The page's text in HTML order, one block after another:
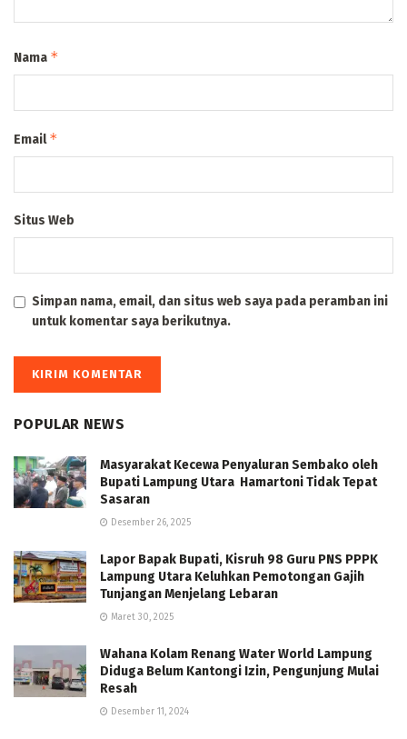
Nama *
Email*
Situs Web
Simpan nama, email, dan situs web saya pada peramban ini
untuk komentar saya berikutnya.
POPULAR NEWS
Masyarakat Kecewa Penyaluran Sembako oleh
Bupati Lampung Utara Hamartoni Tidak Tepat
Sasaran
Desember 26, 2025
Lapor Bapak Bupati, Kisruh 98 Guru PNS PPPK
Lampung Utara Keluhkan Pemotongan Gajih
Tunjangan Menjelang Lebaran
Maret 30, 2025
Wahana Kolam Renang Water World Lampung
Diduga Belum Kantongi Izin, Pengunjung Mulai
Resah
Desember 11, 2024